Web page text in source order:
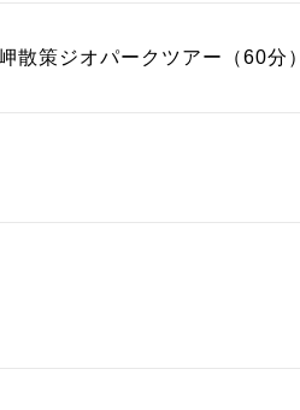
策ジオパークツアー（60分）